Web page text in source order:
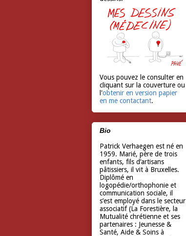
Vous pouvez le consulter en
cliquant sur la couverture ou
l'obtenir en version papier
en me contactant.
Bio
Patrick Verhaegen est né en
1959. Marié, père de trois
enfants, fils d’artisans
pâtissiers, il vit à Bruxelles.
Diplômé en
logopédie/orthophonie et
communication sociale, il
s’est employé dans le secteur
associatif (La Forestière, la
Mutualité chrétienne et ses
partenaires : Jeunesse &
Santé, Aide & Soins à